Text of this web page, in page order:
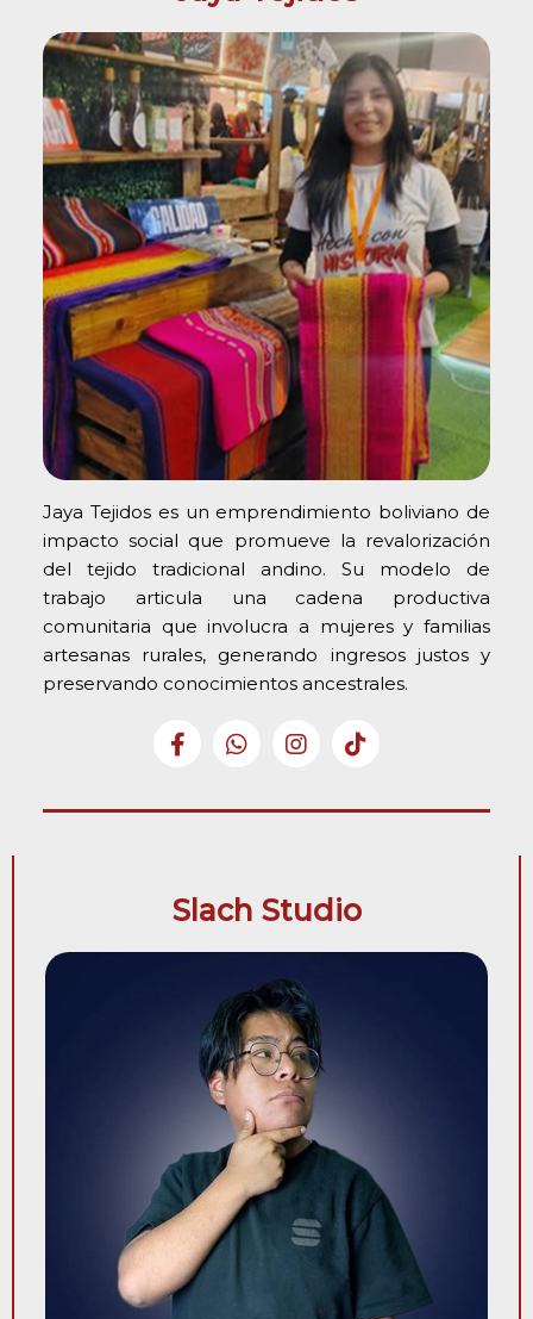
Jaya Tejidos es un emprendimiento boliviano de
impacto social que promueve la revalorización
del tejido tradicional andino. Su modelo de
trabajo articula una cadena productiva
comunitaria que involucra a mujeres y familias
artesanas rurales, generando ingresos justos y
preservando conocimientos ancestrales.
Slach Studio